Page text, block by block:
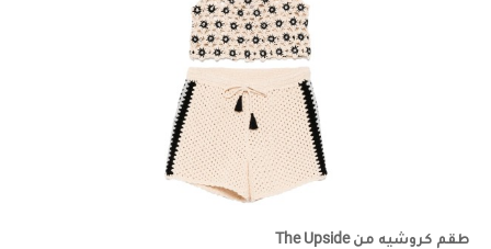
طقم كروشيه من The Upside